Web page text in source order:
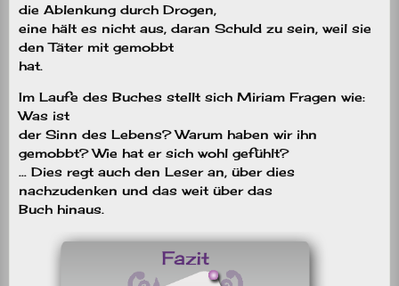
die Ablenkung durch Drogen,
eine hält es nicht aus, daran Schuld zu sein, weil sie
den Täter mit gemobbt
hat.
Im Laufe des Buches stellt sich Miriam Fragen wie:
Was ist
der Sinn des Lebens? Warum haben wir ihn
gemobbt? Wie hat er sich wohl gefühlt?
… Dies regt auch den Leser an, über dies
nachzudenken und das weit über das
Buch hinaus.